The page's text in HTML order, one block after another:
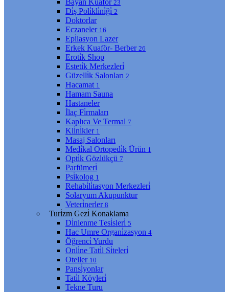
23
Di̇ş Poli̇kli̇ni̇ği̇ 2
Doktorlar
Eczaneler 16
Epi̇lasyon Lazer
Erkek Kuaför- Berber 26
Eroti̇k Shop
Esteti̇k Merkezleri̇
Güzelli̇k Salonları 2
Hacamat 1
Hamam Sauna
Hastaneler
İlaç Fi̇rmaları
Kaplıca Ve Termal 7
Kli̇ni̇kler 1
Masaj Salonları
Medi̇kal Ortopedi̇k Ürün 1
Opti̇k Gözlükçü 7
Parfümeri̇
Psi̇kolog 1
Rehabi̇li̇tasyon Merkezleri̇
Solaryum Akupunktur
Veteri̇nerler 8
Turi̇zm Gezi̇ Konaklama
Di̇nlenme Tesi̇sleri̇ 5
Hac Umre Organi̇zasyon 4
Öğrenci̇ Yurdu
Onli̇ne Tati̇l Si̇teleri̇
Oteller 10
Pansi̇yonlar
Tati̇l Köyleri̇
Tekne Turu